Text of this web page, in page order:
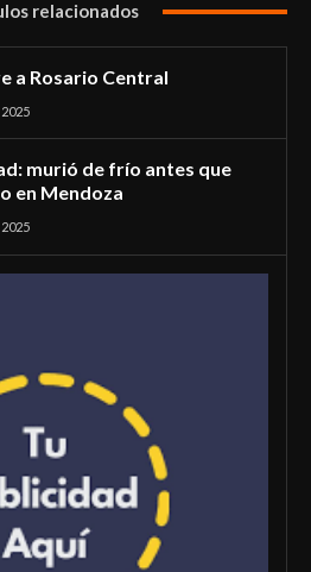
relacionados
a Rosario Central
murió de frío antes que
en Mendoza